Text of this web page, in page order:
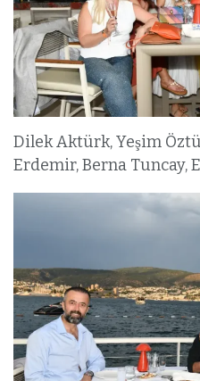
Dilek Aktürk, Yeşim
Erdemir, Berna Tuncay,